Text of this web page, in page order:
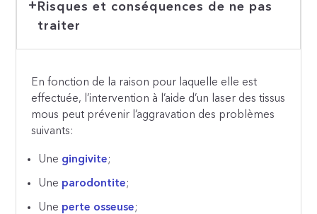
Risques et conséquences de ne pas
traiter
En fonction de la raison pour laquelle elle est
effectuée, l’intervention à l’aide d’un laser des tissus
mous peut prévenir l’aggravation des problèmes
suivants:
Une gingivite;
Une parodontite;
Une perte osseuse;